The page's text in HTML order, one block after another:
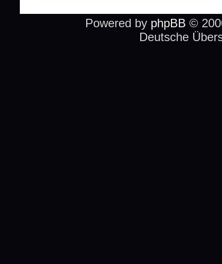
Powered by phpBB ©
Deutsche